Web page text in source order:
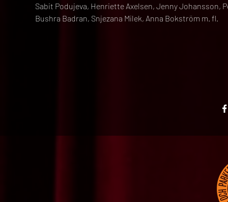
Sabit Podujeva, Henriette Axelsen, Jenny Johansson,
Bushra Badran, Snjezana Milek, Anna Bokström m. fl.